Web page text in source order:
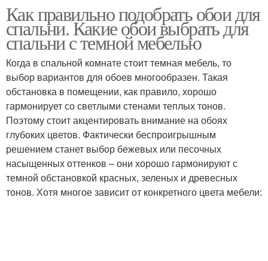
Как правильно подобрать обои для
спальни. Какие обои выбрать для
спальни с темной мебелью
Когда в спальной комнате стоит темная мебель, то
выбор вариантов для обоев многообразен. Такая
обстановка в помещении, как правило, хорошо
гармонирует со светлыми стенами теплых тонов.
Поэтому стоит акцентировать внимание на обоях
глубоких цветов. Фактически беспроигрышным
решением станет выбор бежевых или песочных
насыщенных оттенков – они хорошо гармонируют с
темной обстановкой красных, зеленых и древесных
тонов. Хотя многое зависит от конкретного цвета мебели: